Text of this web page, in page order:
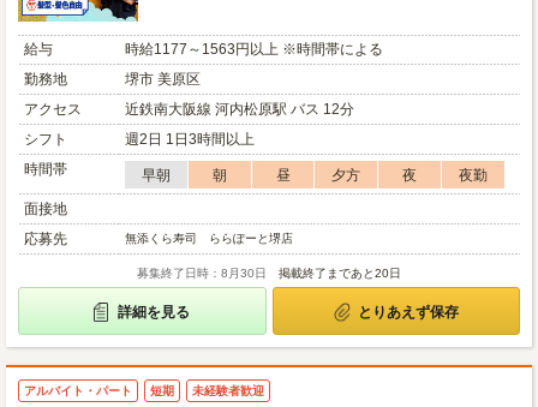
給与
時給1177～1563円以上 ※時間帯による
勤務地
堺市 美原区
アクセス
近鉄南大阪線 河内松原駅 バス 12分
シフト
週2日 1日3時間以上
時間帯
早朝 朝 昼 夕方 夜
夜勤
面接地
応募先
無添くら寿司 ららぽーと堺店
募集終了日時：8月30日 掲載終了まであと20日
詳細を見る とりあえず保存
アルバイト・パート 短期 未経験者歓迎